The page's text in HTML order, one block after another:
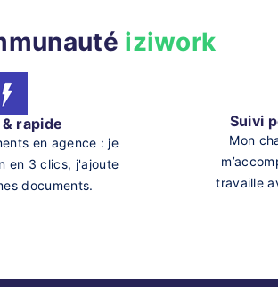
iziwork
rapide
en agence : je
en 3 clics, j'ajoute
documents.
Suivi
Mon
travaille